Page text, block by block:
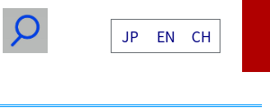
JP EN CH